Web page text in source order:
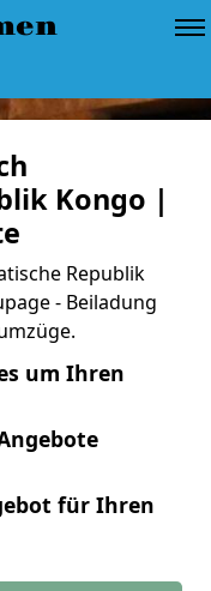
Kongo |
Republik
- Beiladung
um Ihren
für Ihren